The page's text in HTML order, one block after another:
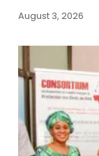
August 3, 2026